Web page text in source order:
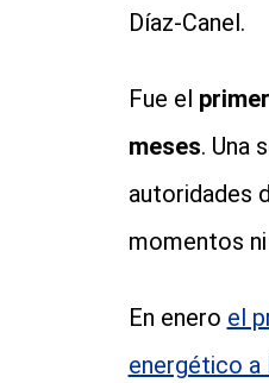
Díaz-Canel.
Fue el
meses. Una
autoridades
momentos
En enero el
energético a